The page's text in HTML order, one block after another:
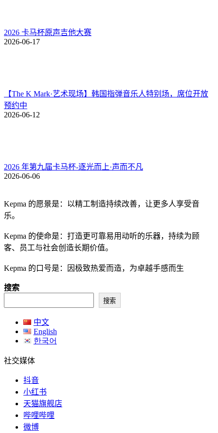
2026 卡马杯原声吉他大赛
2026-06-17
【The K Mark·艺术现场】韩国指弹音乐人特别场，席位开放
预约中
2026-06-12
2026 年第九届卡马杯-逐光而上·声而不凡
2026-06-06
Kepma 的愿景是：以精工制造持续改善，让更多人享受音
乐。
Kepma 的使命是：打造更可靠易用动听的乐器，持续为顾
客、员工与社会创造长期价值。
Kepma 的口号是：因极致热爱而造，为卓越手感而生
搜索
搜索
中文
English
한국어
社交媒体
抖音
小红书
天猫旗舰店
哔哩哔哩
微博